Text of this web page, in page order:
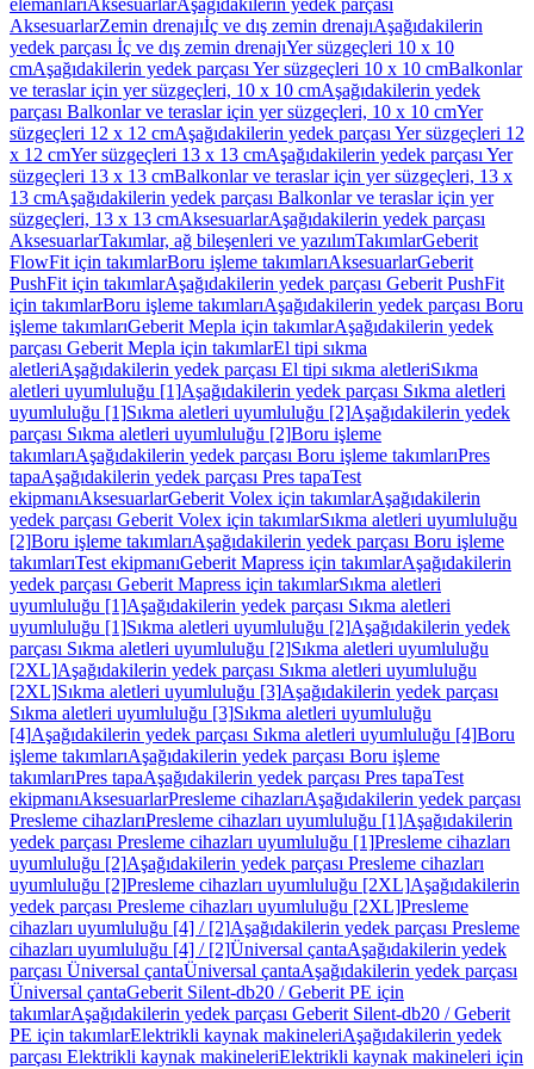
elemanlarıAksesuarlarAşağıdakilerin yedek parçası
AksesuarlarZemin drenajıİç ve dış zemin drenajıAşağıdakilerin
yedek parçası İç ve dış zemin drenajıYer süzgeçleri 10 x 10
cmAşağıdakilerin yedek parçası Yer süzgeçleri 10 x 10 cmBalkonlar
ve teraslar için yer süzgeçleri, 10 x 10 cmAşağıdakilerin yedek
parçası Balkonlar ve teraslar için yer süzgeçleri, 10 x 10 cmYer
süzgeçleri 12 x 12 cmAşağıdakilerin yedek parçası Yer süzgeçleri 12
x 12 cmYer süzgeçleri 13 x 13 cmAşağıdakilerin yedek parçası Yer
süzgeçleri 13 x 13 cmBalkonlar ve teraslar için yer süzgeçleri, 13 x
13 cmAşağıdakilerin yedek parçası Balkonlar ve teraslar için yer
süzgeçleri, 13 x 13 cmAksesuarlarAşağıdakilerin yedek parçası
AksesuarlarTakımlar, ağ bileşenleri ve yazılımTakımlarGeberit
FlowFit için takımlarBoru işleme takımlarıAksesuarlarGeberit
PushFit için takımlarAşağıdakilerin yedek parçası Geberit PushFit
için takımlarBoru işleme takımlarıAşağıdakilerin yedek parçası Boru
işleme takımlarıGeberit Mepla için takımlarAşağıdakilerin yedek
parçası Geberit Mepla için takımlarEl tipi sıkma
aletleriAşağıdakilerin yedek parçası El tipi sıkma aletleriSıkma
aletleri uyumluluğu [1]Aşağıdakilerin yedek parçası Sıkma aletleri
uyumluluğu [1]Sıkma aletleri uyumluluğu [2]Aşağıdakilerin yedek
parçası Sıkma aletleri uyumluluğu [2]Boru işleme
takımlarıAşağıdakilerin yedek parçası Boru işleme takımlarıPres
tapaAşağıdakilerin yedek parçası Pres tapaTest
ekipmanıAksesuarlarGeberit Volex için takımlarAşağıdakilerin
yedek parçası Geberit Volex için takımlarSıkma aletleri uyumluluğu
[2]Boru işleme takımlarıAşağıdakilerin yedek parçası Boru işleme
takımlarıTest ekipmanıGeberit Mapress için takımlarAşağıdakilerin
yedek parçası Geberit Mapress için takımlarSıkma aletleri
uyumluluğu [1]Aşağıdakilerin yedek parçası Sıkma aletleri
uyumluluğu [1]Sıkma aletleri uyumluluğu [2]Aşağıdakilerin yedek
parçası Sıkma aletleri uyumluluğu [2]Sıkma aletleri uyumluluğu
[2XL]Aşağıdakilerin yedek parçası Sıkma aletleri uyumluluğu
[2XL]Sıkma aletleri uyumluluğu [3]Aşağıdakilerin yedek parçası
Sıkma aletleri uyumluluğu [3]Sıkma aletleri uyumluluğu
[4]Aşağıdakilerin yedek parçası Sıkma aletleri uyumluluğu [4]Boru
işleme takımlarıAşağıdakilerin yedek parçası Boru işleme
takımlarıPres tapaAşağıdakilerin yedek parçası Pres tapaTest
ekipmanıAksesuarlarPresleme cihazlarıAşağıdakilerin yedek parçası
Presleme cihazlarıPresleme cihazları uyumluluğu [1]Aşağıdakilerin
yedek parçası Presleme cihazları uyumluluğu [1]Presleme cihazları
uyumluluğu [2]Aşağıdakilerin yedek parçası Presleme cihazları
uyumluluğu [2]Presleme cihazları uyumluluğu [2XL]Aşağıdakilerin
yedek parçası Presleme cihazları uyumluluğu [2XL]Presleme
cihazları uyumluluğu [4] / [2]Aşağıdakilerin yedek parçası Presleme
cihazları uyumluluğu [4] / [2]Üniversal çantaAşağıdakilerin yedek
parçası Üniversal çantaÜniversal çantaAşağıdakilerin yedek parçası
Üniversal çantaGeberit Silent-db20 / Geberit PE için
takımlarAşağıdakilerin yedek parçası Geberit Silent-db20 / Geberit
PE için takımlarElektrikli kaynak makineleriAşağıdakilerin yedek
parçası Elektrikli kaynak makineleriElektrikli kaynak makineleri için